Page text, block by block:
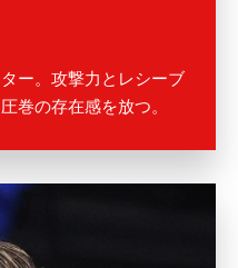
ー。攻撃力とレシーブ
巻の存在感を放つ。